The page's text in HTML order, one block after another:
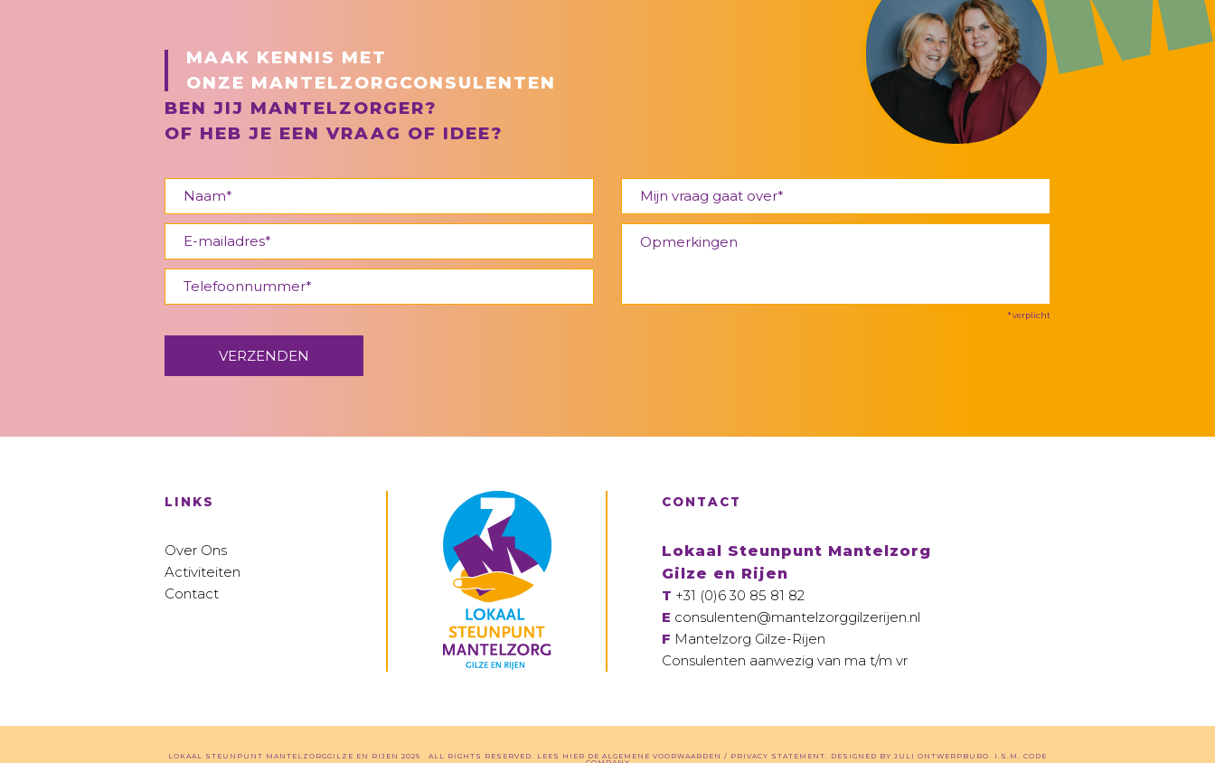
MAAK KENNIS MET
ONZE MANTELZORGCONSULENTEN
BEN JIJ MANTELZORGER?
OF HEB JE EEN VRAAG OF IDEE?
* verplicht
LINKS
Over Ons
Activiteiten
Contact
CONTACT
Lokaal Steunpunt Mantelzorg
Gilze en Rijen
T +31 (0)6 30 85 81 82
E consulenten@mantelzorggilzerijen.nl
F Mantelzorg Gilze-Rijen
Consulenten aanwezig van ma t/m vr
LOKAAL STEUNPUNT MANTELZORGGILZE EN RIJEN 2026 ALL RIGHTS RESERVED. LEES HIER DE ALGEMENE VOORWAARDEN / PRIVACY STATEMENT. DESIGNED BY JULI ONTWERPBURO I.S.M. CODE